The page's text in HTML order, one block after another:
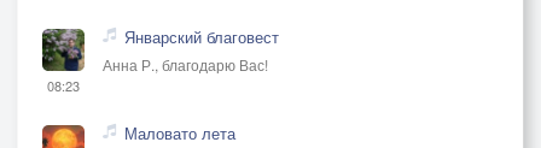
08:23
Январский благовест
Анна Р., благодарю Вас!
Маловато лета